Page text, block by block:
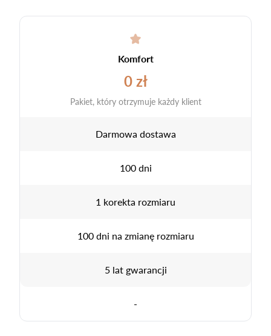
Komfort
0 zł
Pakiet, który otrzymuje każdy klient
Darmowa dostawa
100 dni
1 korekta rozmiaru
100 dni na zmianę rozmiaru
5 lat gwarancji
-